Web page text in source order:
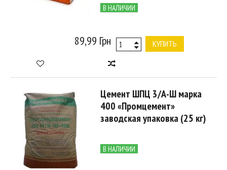
В НАЛИЧИИ
89,99 Грн КУПИТЬ
Цемент ШПЦ 3/А-Ш марка
400 «Промцемент»
заводская упаковка (25 кг)
В НАЛИЧИИ